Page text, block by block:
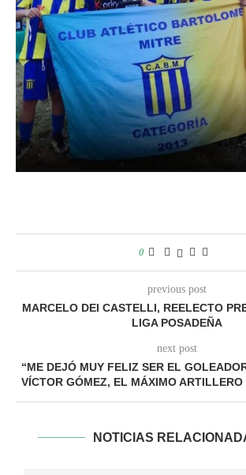
0
previous post
MARCELO DEI CASTELLI, REELECTO
LIGA POSADEÑA
next post
“ME DEJÓ MUY FELIZ SER EL
VÍCTOR GÓMEZ, EL MÁXIMO
NOTICIAS